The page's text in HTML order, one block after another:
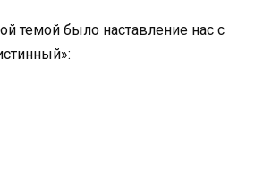
темой было наставление нас с